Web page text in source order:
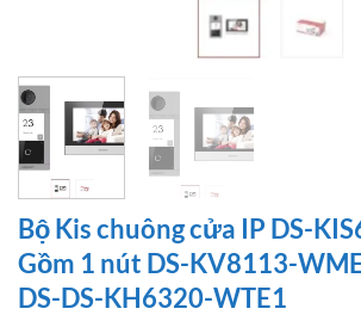
Bộ Kis chuông cửa IP DS-
Gồm 1 nút DS-KV8113-
DS-DS-KH6320-WTE1